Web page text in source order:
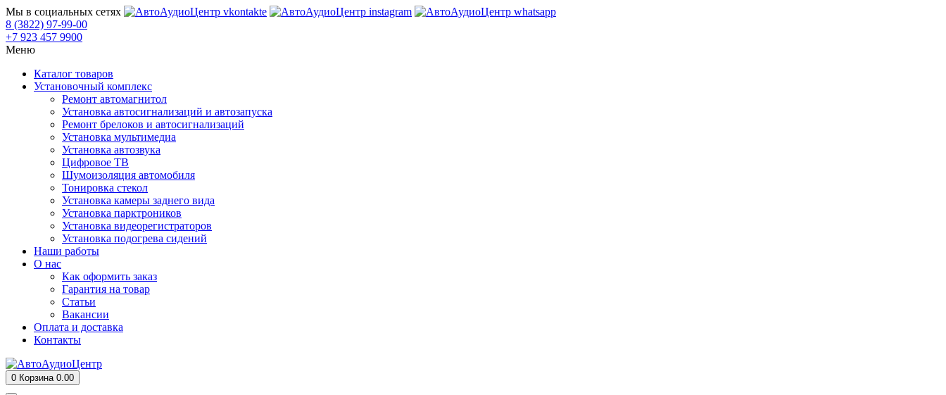
Мы в социальных сетях
8 (3822) 97-99-00
+7 923 457 9900
Меню
Каталог товаров
Установочный комплекс
Ремонт автомагнитол
Установка автосигнализаций и автозапуска
Ремонт брелоков и автосигнализаций
Установка мультимедиа
Установка автозвука
Цифровое ТВ
Шумоизоляция автомобиля
Тонировка стекол
Установка камеры заднего вида
Установка парктроников
Установка видеорегистраторов
Установка подогрева сидений
Наши работы
О нас
Как оформить заказ
Гарантия на товар
Статьи
Вакансии
Оплата и доставка
Контакты
0 Корзина 0.00